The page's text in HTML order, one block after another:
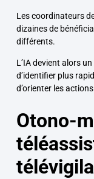
Les coordinateurs
dizaines de
différents.
L’IA devient alors
d’identifier plus
d’orienter les
Otono-